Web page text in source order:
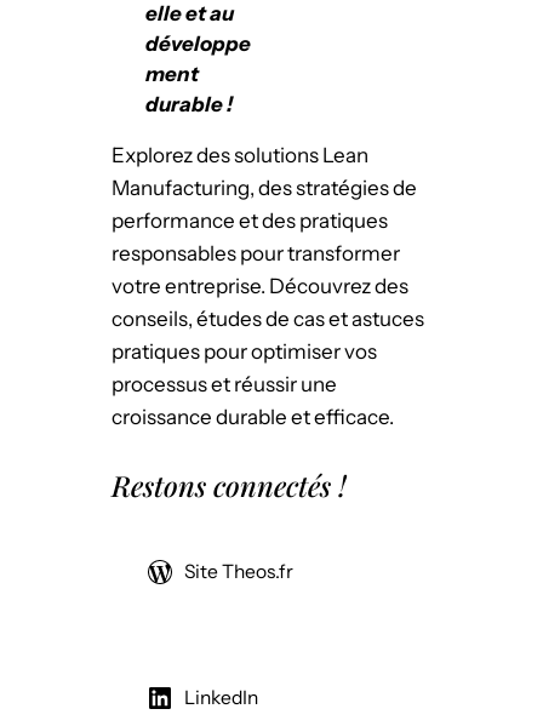
elle et au
développe
ment
durable !
Explorez des solutions Lean
Manufacturing, des stratégies de
performance et des pratiques
responsables pour transformer
votre entreprise. Découvrez des
conseils, études de cas et astuces
pratiques pour optimiser vos
processus et réussir une
croissance durable et efficace.
Restons connectés !
Site Theos.fr
LinkedIn